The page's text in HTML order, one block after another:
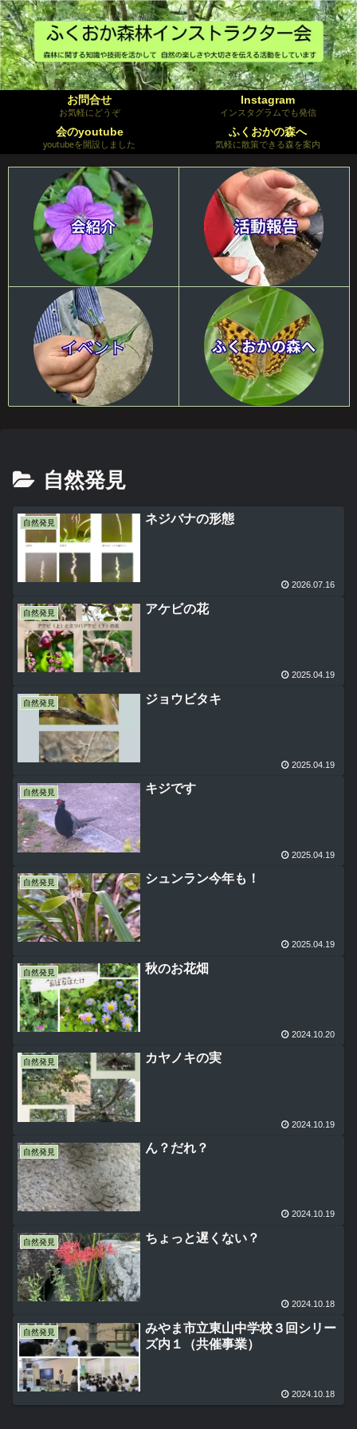
お問合せ
お気軽にどうぞ
Instagram
インスタグラムでも発信
会のyoutube
youtubeを開設しました
ふくおかの森へ
気軽に散策できる森を案内
自然発見
自然発見 ネジバナの形態
2026.07.16
自然発見 アケビの花
2025.04.19
自然発見 ジョウビタキ
2025.04.19
自然発見 キジです
2025.04.19
自然発見 シュンラン今年も！
2025.04.19
自然発見 秋のお花畑
2024.10.20
自然発見 カヤノキの実
2024.10.19
自然発見 ん？だれ？
2024.10.19
自然発見 ちょっと遅くない？
2024.10.18
自然発見
みやま市立東山中学校３回シリー
ズ内１（共催事業）
2024.10.18